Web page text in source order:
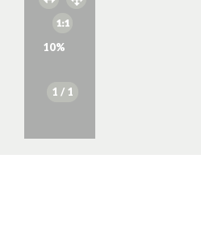
10%
1 / 1